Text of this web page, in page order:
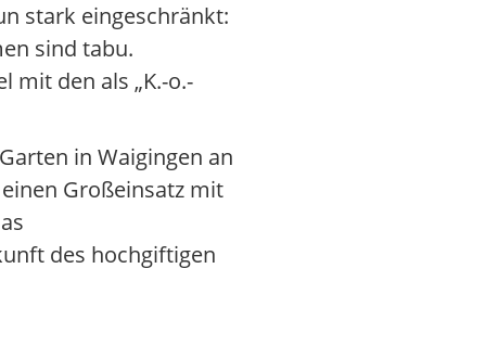
stark eingeschränkt:
sind tabu.
mit den als „K.-o.-
in Waigingen an
Großeinsatz mit
des hochgiftigen